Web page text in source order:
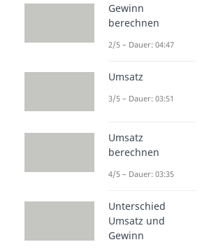
Gewinn
berechnen
2/5 – Dauer: 04:47
Umsatz
3/5 – Dauer: 03:51
Umsatz
berechnen
4/5 – Dauer: 03:35
Unterschied
Umsatz und
Gewinn